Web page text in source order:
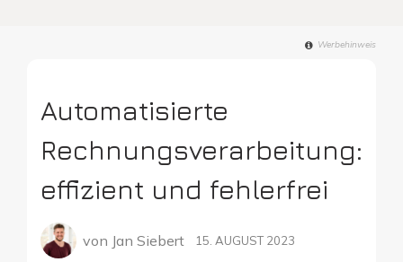
Werbehinweis
Automatisierte
Rechnungsverarbeitung:
effizient und fehlerfrei
von Jan Siebert 15. AUGUST 2023